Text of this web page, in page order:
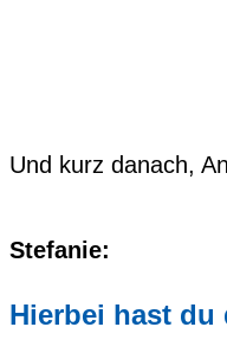
Und kurz danach,
Stefanie:
Hierbei hast du